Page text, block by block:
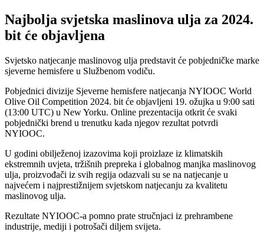
Najbolja svjetska maslinova ulja za 2024.
bit će objavljena
Svjetsko natjecanje maslinovog ulja predstavit će pobjedničke marke
sjeverne hemisfere u Službenom vodiču.
Pobjednici divizije Sjeverne hemisfere natjecanja NYIOOC World
Olive Oil Competition 2024. bit će objavljeni 19. ožujka u 9:00 sati
(13:00 UTC) u New Yorku. Online prezentacija otkrit će svaki
pobjednički brend u trenutku kada njegov rezultat potvrdi
NYIOOC.
U godini obilježenoj izazovima koji proizlaze iz klimatskih
ekstremnih uvjeta, tržišnih prepreka i globalnog manjka maslinovog
ulja, proizvođači iz svih regija odazvali su se na natjecanje u
najvećem i najprestižnijem svjetskom natjecanju za kvalitetu
maslinovog ulja.
Rezultate NYIOOC-a pomno prate stručnjaci iz prehrambene
industrije, mediji i potrošači diljem svijeta.